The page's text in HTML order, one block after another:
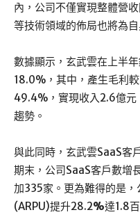
內，公司不僅實現整體營
等技術領域的佈局也將為
數據顯示，玄武雲在上半
18.0%，其中，產生毛利
49.4%，實現收入2.6億元
趨勢。
與此同時，玄武雲SaaS客
期末，公司SaaS客戶數增
加335家。更為難得的是
(ARPU)提升28.2%達1.8